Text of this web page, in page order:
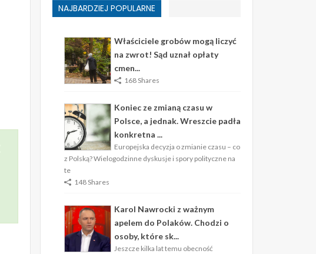
NAJBARDZIEJ POPULARNE
Właściciele grobów mogą liczyć
na zwrot! Sąd uznał opłaty
cmen...
168 Shares
Koniec ze zmianą czasu w
Polsce, a jednak. Wreszcie padła
konkretna ...
Europejska decyzja o zmianie czasu – co
z Polską? Wielogodzinne dyskusje i spory polityczne na
te
148 Shares
Karol Nawrocki z ważnym
apelem do Polaków. Chodzi o
osoby, które sk...
Jeszcze kilka lat temu obecność